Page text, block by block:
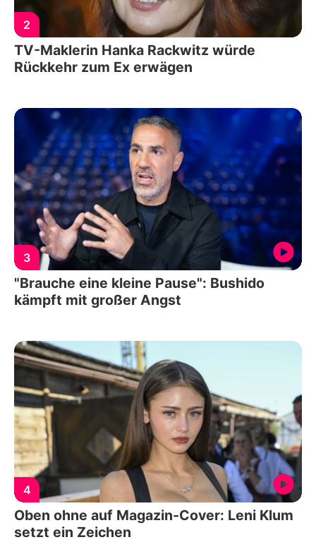
2
TV-Maklerin Hanka Rackwitz würde
Rückkehr zum Ex erwägen
3
"Brauche eine kleine Pause": Bushido
kämpft mit großer Angst
4
Oben ohne auf Magazin-Cover: Leni Klum
setzt ein Zeichen